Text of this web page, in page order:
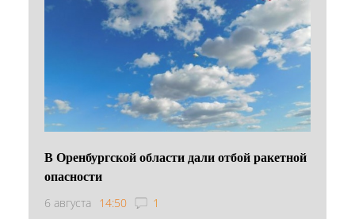
В Оренбургской области дали отбой ракетной
опасности
6 августа 14:50 1